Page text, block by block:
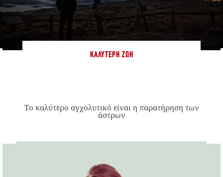
ΚΑΛΎΤΕΡΗ ΖΩΉ
Το καλύτερο αγχολυτικό είναι η παρατήρηση των
άστρων